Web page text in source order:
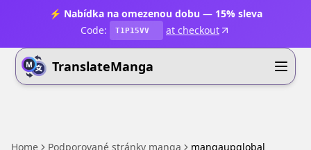
⚡ Nabídka na omezenou dobu — 15% sleva
Code:
T1P15VV at checkout
TranslateManga
Home Podporované stránky manga mangaupglobal